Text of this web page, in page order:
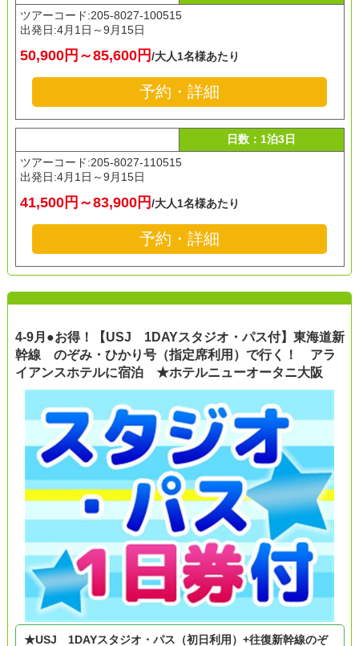
ツアーコード:205-8027-100515
出発日:4月1日～9月15日
50,900円～85,600円/大人1名様あたり
予約・詳細
日数：1泊3日
ツアーコード:205-8027-110515
出発日:4月1日～9月15日
41,500円～83,900円/大人1名様あたり
予約・詳細
4-9月●お得！【USJ 1DAYスタジオ・パス付】東海道新
幹線 のぞみ・ひかり号（指定席利用）で行く！ アラ
イアンスホテルに宿泊 ★ホテルニューオータニ大阪
★USJ 1DAYスタジオ・パス（初日利用）+往復新幹線のぞ